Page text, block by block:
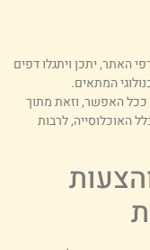
יתכן ויתגלו דפים
המתאים.
האפשר, וזאת מתוך
לרבות